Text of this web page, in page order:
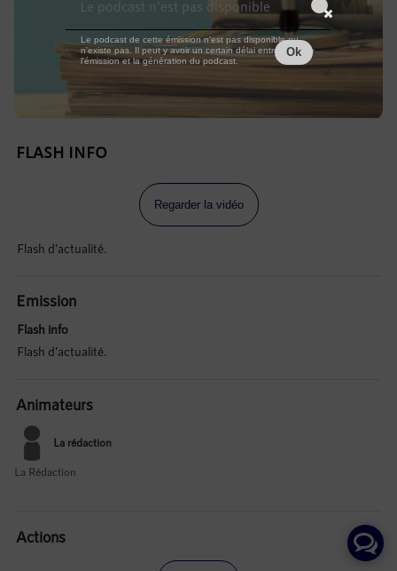
FLASH INFO
Regarder la vidéo
Flash d'actualité.
Emission
Flash info
Flash d'actualité.
Animateurs
La rédaction
La Rédaction
Actions
Le podcast n'est pas disponible
Le podcast de cette émission n'est pas disponible ou
n'existe pas. Il peut y avoir un certain délai entre la fin de
l'émission et la génération du podcast.
Ok